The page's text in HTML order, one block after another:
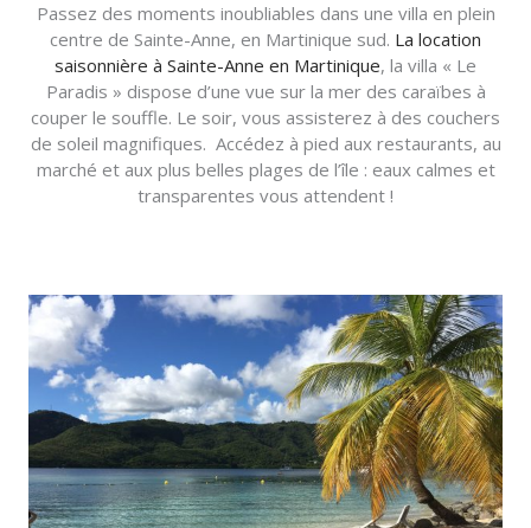
Passez des moments inoubliables dans une villa en plein
centre de Sainte-Anne, en Martinique sud. La location
saisonnière à Sainte-Anne en Martinique, la villa « Le
Paradis » dispose d’une vue sur la mer des caraïbes à
couper le souffle. Le soir, vous assisterez à des couchers
de soleil magnifiques. Accédez à pied aux restaurants, au
marché et aux plus belles plages de l’île : eaux calmes et
transparentes vous attendent !